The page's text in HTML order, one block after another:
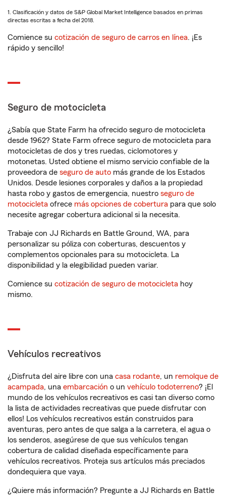
1. Clasificación y datos de S&P Global Market Intelligence basados en primas
directas escritas a fecha del 2018.
Comience su cotización de seguro de carros en línea. ¡Es
rápido y sencillo!
Seguro de motocicleta
¿Sabía que State Farm ha ofrecido seguro de motocicleta
desde 1962? State Farm ofrece seguro de motocicleta para
motocicletas de dos y tres ruedas, ciclomotores y
motonetas. Usted obtiene el mismo servicio confiable de la
proveedora de seguro de auto más grande de los Estados
Unidos. Desde lesiones corporales y daños a la propiedad
hasta robo y gastos de emergencia, nuestro seguro de
motocicleta ofrece más opciones de cobertura para que solo
necesite agregar cobertura adicional si la necesita.
Trabaje con JJ Richards en Battle Ground, WA, para
personalizar su póliza con coberturas, descuentos y
complementos opcionales para su motocicleta. La
disponibilidad y la elegibilidad pueden variar.
Comience su cotización de seguro de motocicleta hoy
mismo.
Vehículos recreativos
¿Disfruta del aire libre con una casa rodante, un remolque de
acampada, una embarcación o un vehículo todoterreno? ¡El
mundo de los vehículos recreativos es casi tan diverso como
la lista de actividades recreativas que puede disfrutar con
ellos! Los vehículos recreativos están construidos para
aventuras, pero antes de que salga a la carretera, el agua o
los senderos, asegúrese de que sus vehículos tengan
cobertura de calidad diseñada específicamente para
vehículos recreativos. Proteja sus artículos más preciados
dondequiera que vaya.
¿Quiere más información? Pregunte a JJ Richards en Battle